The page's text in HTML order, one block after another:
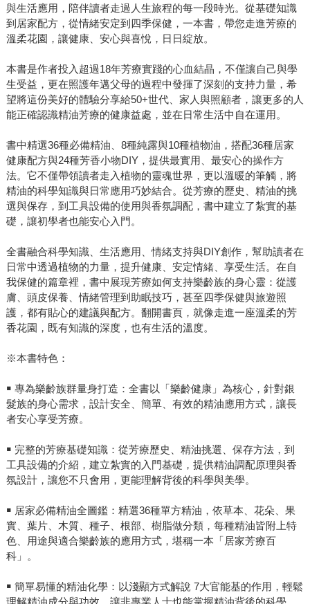
與生活應用，陪伴讀者走過人生旅程的每一段時光。從基礎知識
到居家配方，從情緒安定到四季保健，一本書，帶您走進芳療的
溫柔花園，讓健康、安心與喜悅，日日綻放。
本書是作者投入超過18年芳療實踐的心血結晶，不僅讓自己與學
生受益，更在照護年邁父母的過程中發揮了深刻的支持力量，希
望將這份美好的體驗分享給50+世代、家人與照顧者，讓更多的人
能正確認識精油芳療的健康益處，並在日常生活中自在運用。
書中精選36種必備精油、8種純露與10種植物油，搭配36種居家
健康配方與24種芳香小物DIY，提供最實用、最安心的操作方
法。它不僅帶領讀者走入植物的靈魂世界，更以溫暖的筆觸，將
精油的科學知識與日常應用巧妙結合。從芳療的歷史、精油的挑
選與保存，到工具設備的使用與香氛調配，書中建立了紮實的基
礎，讓初學者也能安心入門。
全書融合科學知識、生活應用、情緒支持與DIY創作，幫助讀者在
日常中透過植物的力量，提升健康、安定情緒、享受生活。在自
我保健的篇章裡，書中展現芳療如何支持樂齡族的身心靈：從護
膚、頭皮保養、情緒管理到助眠技巧，甚至四季保健與旅遊照
護，都有貼心的建議與配方。翻開書頁，就像走進一座溫柔的芳
香花園，既有知識的深度，也有生活的溫度。
※本書特色：
￭ 專為樂齡族群量身打造：全書以「樂齡健康」為核心，針對銀
髮族的身心需求，設計安全、簡單、有效的精油應用方式，讓長
者安心享受芳療。
￭ 完整的芳療基礎知識：從芳療歷史、精油挑選、保存方法，到
工具設備的介紹，建立紮實的入門基礎，提供精油調配原理與香
氛設計，讓您不只會用，更能理解背後的科學與美學。
￭ 居家必備精油全圖鑑：精選36種單方精油，依草本、花朵、果
實、葉片、木質、種子、根部、樹脂做分類，每種精油皆附上特
色、用途與適合樂齡族的應用方式，堪稱一本「居家芳療百
科」。
￭ 簡單易懂的精油化學：以淺顯方式解說 7大官能基的作用，輕鬆
理解精油成分與功效，讓非專業人士也能掌握精油背後的科學。